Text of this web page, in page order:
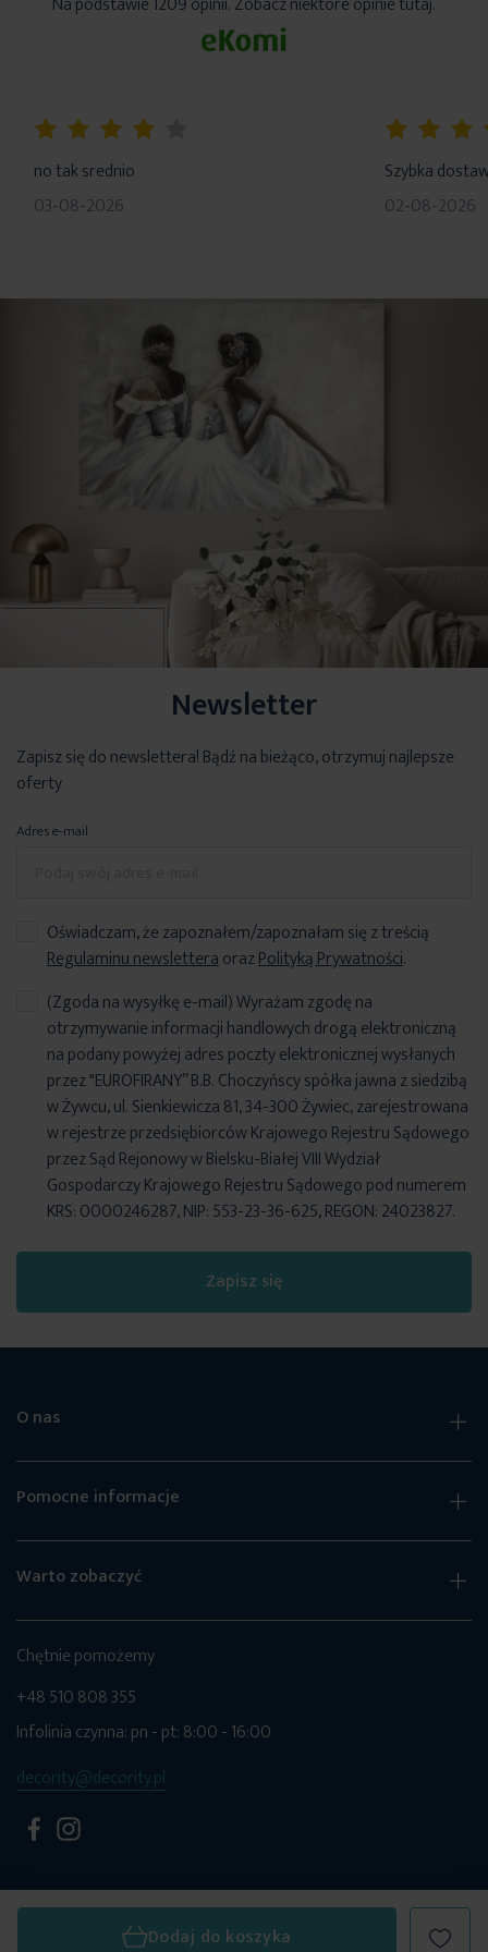
Dodaj do koszyka
no tak srednio
03-08-2026
Szybka
02-08-2026
Newsletter
Zapisz się do newslettera! Bądź na bieżąco, otrzymuj najlepsze
oferty
Adres e-mail
Oświadczam, że zapoznałem/zapoznałam się z treścią
Regulaminu newsletteraorazPolityką Prywatności.
Zapisz się
(Zgoda na wysyłkę e-mail) Wyrażam zgodę na
otrzymywanie informacji handlowych drogą elektroniczną
na podany powyżej adres poczty elektronicznej wysłanych
przez "EUROFIRANY” B.B. Choczyńscy spółka jawna z siedzibą
w Żywcu, ul. Sienkiewicza 81, 34-300 Żywiec, zarejestrowana
w rejestrze przedsiębiorców Krajowego Rejestru Sądowego
przez Sąd Rejonowy w Bielsku-Białej VIII Wydział
Gospodarczy Krajowego Rejestru Sądowego pod numerem
KRS: 0000246287, NIP: 553-23-36-625, REGON: 24023827.
O nas
Pomocne informacje
Warto zobaczyć
Chętnie pomożemy
+48 510 808 355
Infolinia czynna: pn - pt: 8:00 - 16:00
decority@decority.pl
© 2026 Decority. Wszystkie prawa zastrzeżone.